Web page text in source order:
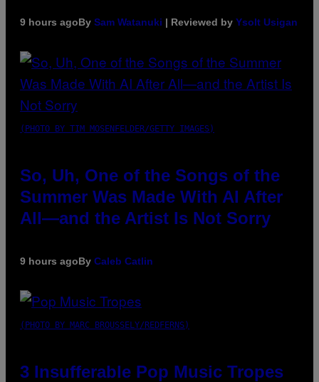
9 hours agoBy Sam Watanuki | Reviewed by Ysolt Usigan
(PHOTO BY TIM MOSENFELDER/GETTY IMAGES)
So, Uh, One of the Songs of the
Summer Was Made With AI After
All—and the Artist Is Not Sorry
9 hours agoBy Caleb Catlin
(PHOTO BY MARC BROUSSELY/REDFERNS)
3 Insufferable Pop Music Tropes